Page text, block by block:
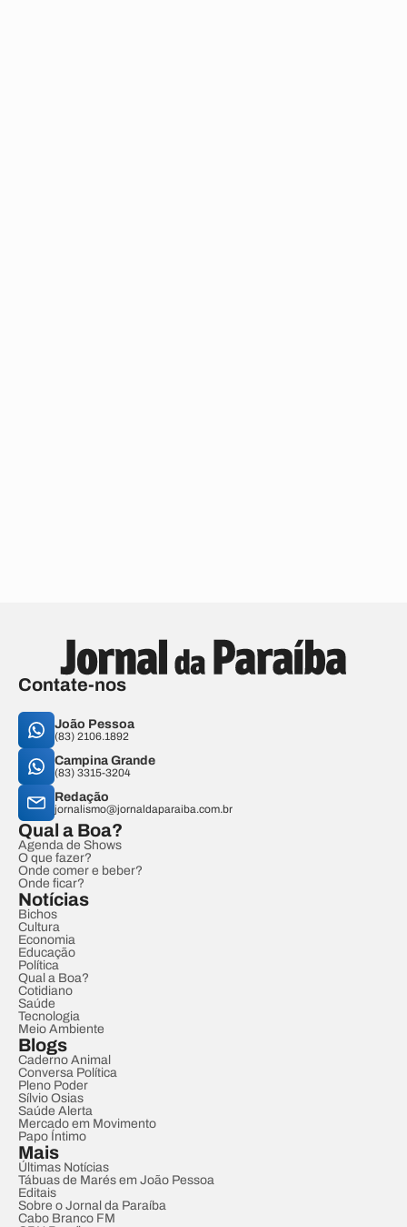
Contate-nos
João Pessoa
(83) 2106.1892
Campina Grande
(83) 3315-3204
Redação
jornalismo@jornaldaparaiba.com.br
Qual a Boa?
Agenda de Shows
O que fazer?
Onde comer e beber?
Onde ficar?
Notícias
Bichos
Cultura
Economia
Educação
Política
Qual a Boa?
Cotidiano
Saúde
Tecnologia
Meio Ambiente
Blogs
Caderno Animal
Conversa Política
Pleno Poder
Sílvio Osias
Saúde Alerta
Mercado em Movimento
Papo Íntimo
Mais
Últimas Notícias
Tábuas de Marés em João Pessoa
Editais
Sobre o Jornal da Paraíba
Cabo Branco FM